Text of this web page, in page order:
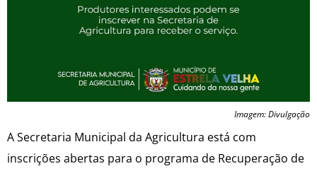
Imagem: Divulgação
A Secretaria Municipal da Agricultura está com
inscrições abertas para o programa de Recuperação de